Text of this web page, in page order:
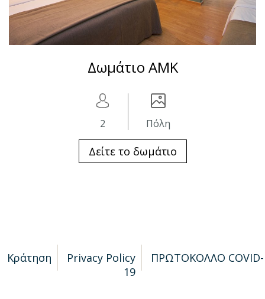
Δωμάτιο ΑΜΚ
2 Πόλη
Δείτε το δωμάτιο
Κράτηση Privacy Policy
ΠΡΩΤΟΚΟΛΛΟ COVID-
19